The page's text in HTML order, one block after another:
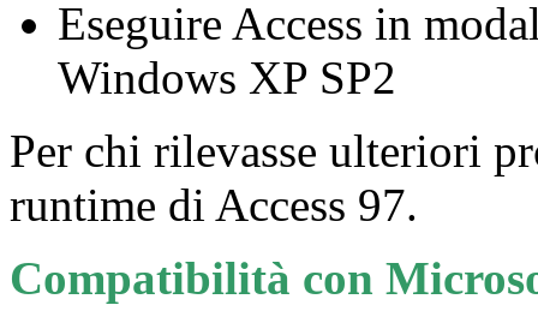
Eseguire Access in
Windows XP SP2
Per chi rilevasse ulteriori
runtime di Access 97.
Compatibilità con